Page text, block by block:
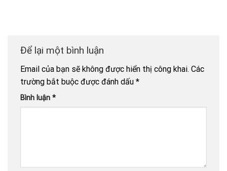
Để lại một bình luận
Email của bạn sẽ không được hiển thị công khai. Các
trường bắt buộc được đánh dấu *
Bình luận *